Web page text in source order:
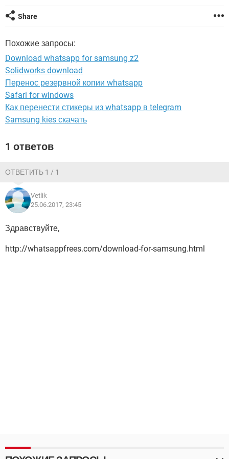
YANDEX
Share
Похожие запросы:
Download whatsapp for samsung z2
Solidworks download
Перенос резервной копии whatsapp
Safari for windows
Как перенести стикеры из whatsapp в telegram
Samsung kies скачать
1 ответов
ОТВЕТИТЬ 1 / 1
Vetlik
25.06.2017, 23:45
Здравствуйте,
http://whatsappfrees.com/download-for-samsung.html